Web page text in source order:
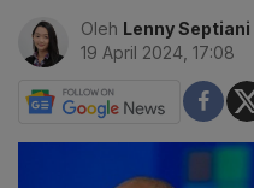
Oleh Lenny Septiani
19 April 2024, 17:08